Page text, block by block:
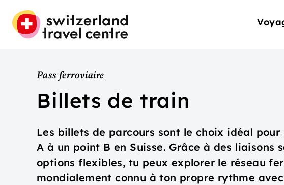
Pass ferroviaire
Billets de train
Les billets de parcours sont le choix idéal
A à un point B en Suisse. Grâce à des liaisons
options flexibles, tu peux explorer le réseau
mondialement connu à ton propre rythme